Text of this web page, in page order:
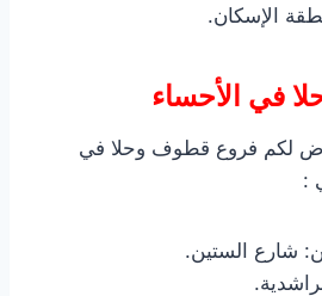
الإسكان.
في الأحساء
لكم فروع قطوف وحلا في
:
شارع الستين.